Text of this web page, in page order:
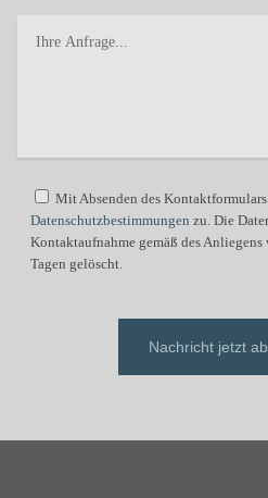
Mit Absenden des
Datenschutzbestimmungen zu. Die
Kontaktaufnahme gemäß des
Tagen gelöscht.